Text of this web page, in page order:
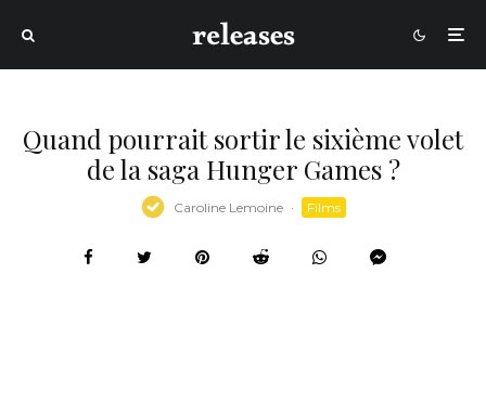
Quand pourrait sortir le sixième volet
de la saga Hunger Games ?
Caroline Lemoine · Films